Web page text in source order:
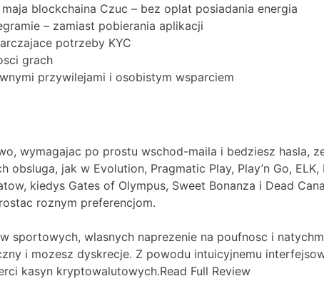
blockchaina Czuc – bez oplat posiadania energia
– zamiast pobierania aplikacji
potrzeby KYC
grach
przywilejami i osobistym wsparciem
wymagajac po prostu wschod-maila i bedziesz hasla,
jak w Evolution, Pragmatic Play, Play’n Go,
kiedys Gates of Olympus, Sweet Bonanza i Dead
roznym preferencjom.
sportowych, wlasnych naprezenie na poufnosc i
i mozesz dyskrecje. Z powodu intuicyjnemu
kasyn kryptowalutowych.Read Full Review